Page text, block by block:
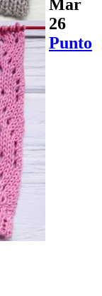
Mar
26
Punto